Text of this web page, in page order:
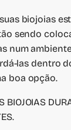
biojoias
sendo
num
las dentro
boa opção.
BIOJOIAS